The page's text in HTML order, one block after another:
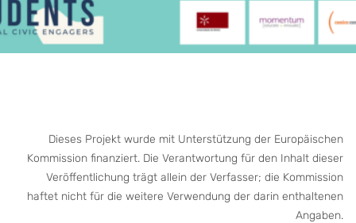
Dieses Projekt wurde mit Unterstützung der Europäischen
Kommission finanziert. Die Verantwortung für den Inhalt dieser
Veröffentlichung trägt allein der Verfasser; die Kommission
haftet nicht für die weitere Verwendung der darin enthaltenen
Angaben.